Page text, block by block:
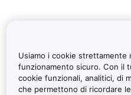
Usiamo i cookie strettamente
funzionamento sicuro. Con il
cookie funzionali, analitici, di
che permettono di ricordare